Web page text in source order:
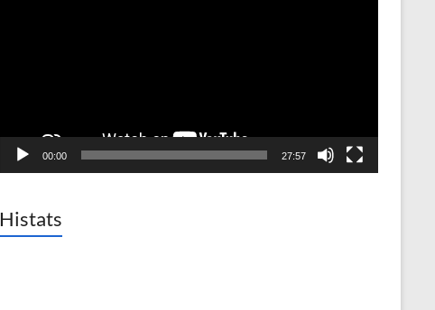
00:00 27:57
Histats